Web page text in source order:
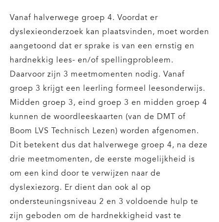
Vanaf halverwege groep 4. Voordat er
dyslexieonderzoek kan plaatsvinden, moet worden
aangetoond dat er sprake is van een ernstig en
hardnekkig lees- en/of spellingprobleem.
Daarvoor zijn 3 meetmomenten nodig. Vanaf
groep 3 krijgt een leerling formeel leesonderwijs.
Midden groep 3, eind groep 3 en midden groep 4
kunnen de woordleeskaarten (van de DMT of
Boom LVS Technisch Lezen) worden afgenomen.
Dit betekent dus dat halverwege groep 4, na deze
drie meetmomenten, de eerste mogelijkheid is
om een kind door te verwijzen naar de
dyslexiezorg. Er dient dan ook al op
ondersteuningsniveau 2 en 3 voldoende hulp te
zijn geboden om de hardnekkigheid vast te